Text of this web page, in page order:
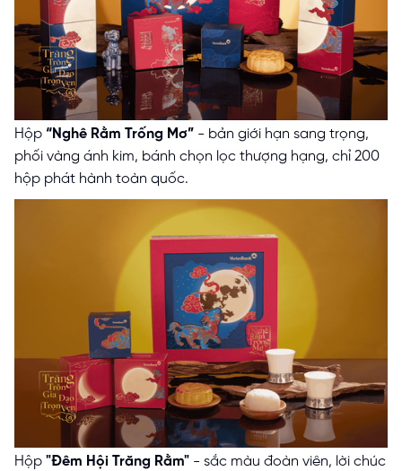
Hộp “Nghê Rằm Trống Mơ” - bản giới hạn sang trọng,
phối vàng ánh kim, bánh chọn lọc thượng hạng, chỉ 200
hộp phát hành toàn quốc.
Hộp "Đêm Hội Trăng Rằm" - sắc màu đoàn viên, lời chúc